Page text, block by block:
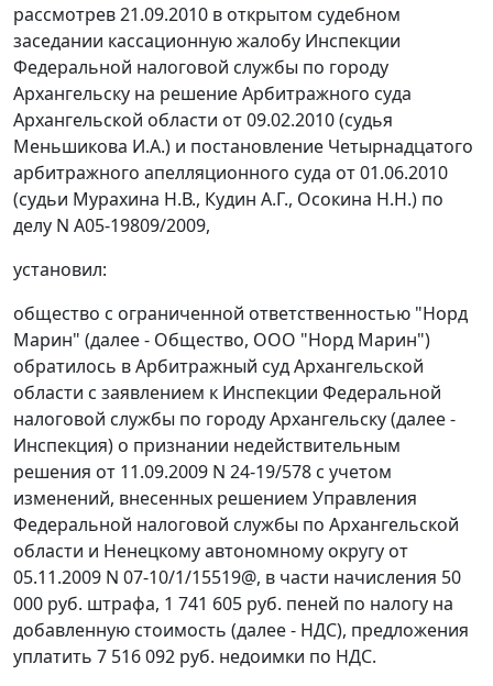
рассмотрев 21.09.2010 в открытом судебном
заседании кассационную жалобу Инспекции
Федеральной налоговой службы по городу
Архангельску на решение Арбитражного суда
Архангельской области от 09.02.2010 (судья
Меньшикова И.А.) и постановление Четырнадцатого
арбитражного апелляционного суда от 01.06.2010
(судьи Мурахина Н.В., Кудин А.Г., Осокина Н.Н.) по
делу N А05-19809/2009,
установил:
общество с ограниченной ответственностью "Норд
Марин" (далее - Общество, ООО "Норд Марин")
обратилось в Арбитражный суд Архангельской
области с заявлением к Инспекции Федеральной
налоговой службы по городу Архангельску (далее -
Инспекция) о признании недействительным
решения от 11.09.2009 N 24-19/578 с учетом
изменений, внесенных решением Управления
Федеральной налоговой службы по Архангельской
области и Ненецкому автономному округу от
05.11.2009 N 07-10/1/15519@, в части начисления 50
000 руб. штрафа, 1 741 605 руб. пеней по налогу на
добавленную стоимость (далее - НДС), предложения
уплатить 7 516 092 руб. недоимки по НДС.